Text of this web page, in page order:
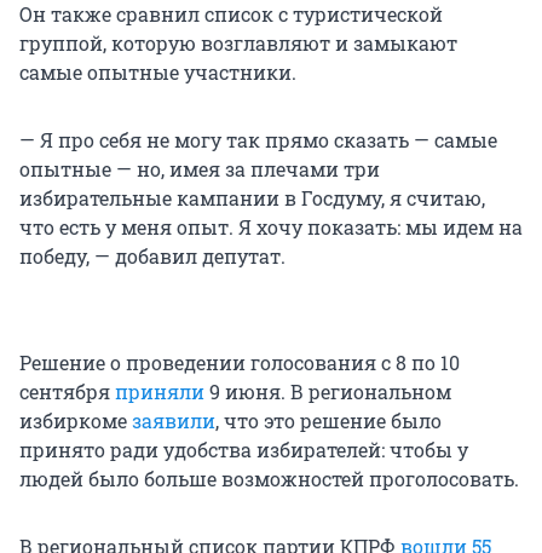
Он также сравнил список с туристической
группой, которую возглавляют и замыкают
самые опытные участники.
— Я про себя не могу так прямо сказать — самые
опытные — но, имея за плечами три
избирательные кампании в Госдуму, я считаю,
что есть у меня опыт. Я хочу показать: мы идем на
победу, — добавил депутат.
Решение о проведении голосования с 8 по 10
сентябряприняли9 июня. В региональном
избиркомезаявили, что это решение было
принято ради удобства избирателей: чтобы у
людей было больше возможностей проголосовать.
В региональный список партии КПРФ вошли 55